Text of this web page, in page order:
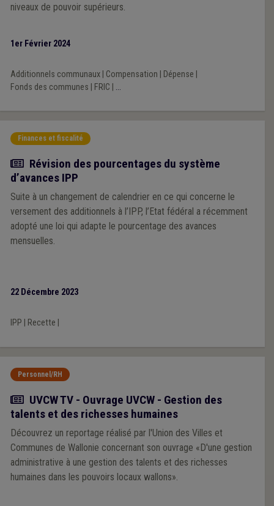
niveaux de pouvoir supérieurs.
1er Février 2024
Additionnels communaux| Compensation Dépense
Fonds des communes
FRIC ...
Finances et fiscalité
Actualité
Révision des pourcentages du système
d’avances IPP
Suite à un changement de calendrier en ce qui concerne le
versement des additionnels à l’IPP, l’Etat fédéral a récemment
adopté une loi qui adapte le pourcentage des avances
mensuelles.
22 Décembre 2023
IPP Recette
Personnel/RH
Actualité
UVCW TV - Ouvrage UVCW - Gestion des
talents et des richesses humaines
Découvrez un reportage réalisé par l'Union des Villes et
Communes de Wallonie concernant son ouvrage «D'une gestion
administrative à une gestion des talents et des richesses
humaines dans les pouvoirs locaux wallons».